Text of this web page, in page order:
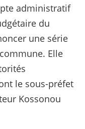
administratif
du
une série
Elle
le sous-préfet
Kossonou